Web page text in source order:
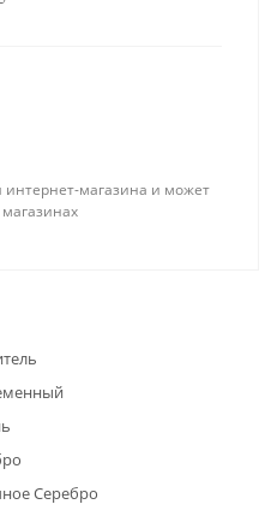
интернет-магазина и может
Серебро